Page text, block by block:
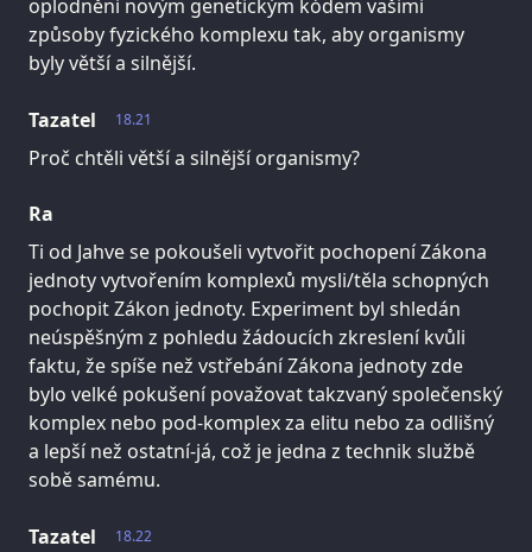
oplodněni novým genetickým kódem vašimi
způsoby fyzického komplexu tak, aby organismy
byly větší a silnější.
18.21
Tazatel
Proč chtěli větší a silnější organismy?
Ra
Ti od Jahve se pokoušeli vytvořit pochopení Zákona
jednoty vytvořením komplexů mysli/těla schopných
pochopit Zákon jednoty. Experiment byl shledán
neúspěšným z pohledu žádoucích zkreslení kvůli
faktu, že spíše než vstřebání Zákona jednoty zde
bylo velké pokušení považovat takzvaný společenský
komplex nebo pod-komplex za elitu nebo za odlišný
a lepší než ostatní-já, což je jedna z technik službě
sobě samému.
18.22
Tazatel